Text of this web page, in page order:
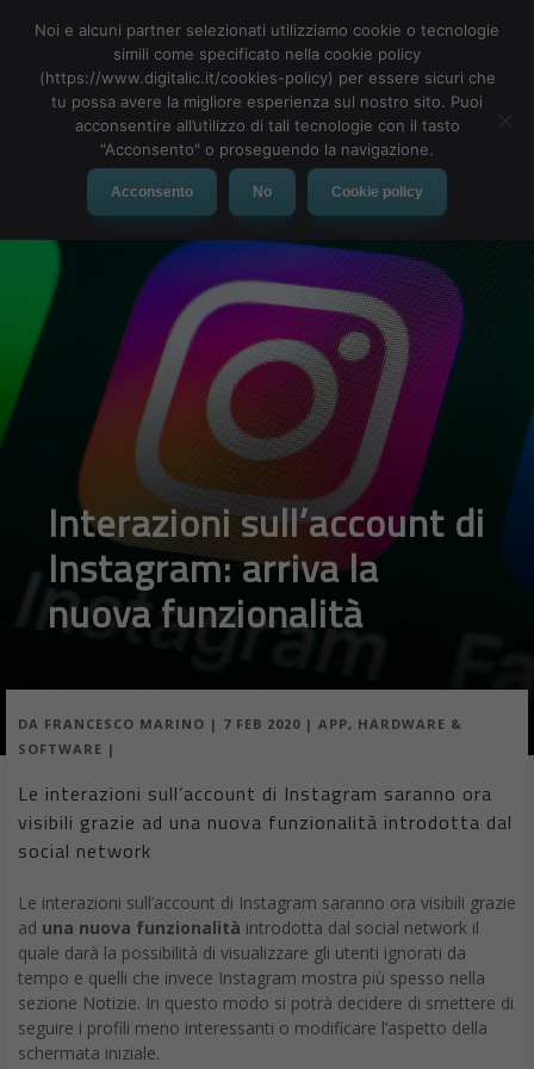
MENU
Interazioni sull’account di
Instagram: arriva la
nuova funzionalità
DA FRANCESCO MARINO | 7 FEB 2020 | APP, HARDWARE &
SOFTWARE |
Le interazioni sull’account di Instagram saranno ora
visibili grazie ad una nuova funzionalità introdotta dal
social network
Le interazioni sull’account di Instagram saranno ora visibili grazie
ad una nuova funzionalità introdotta dal social network il
quale darà la possibilità di visualizzare gli utenti ignorati da
tempo e quelli che invece Instagram mostra più spesso nella
sezione Notizie. In questo modo si potrà decidere di smettere di
seguire i profili meno interessanti o modificare l’aspetto della
schermata iniziale.
Noi e alcuni partner selezionati utilizziamo cookie o tecnologie
simili come specificato nella cookie policy
(https://www.digitalic.it/cookies-policy) per essere sicuri che
tu possa avere la migliore esperienza sul nostro sito. Puoi
acconsentire all’utilizzo di tali tecnologie con il tasto
"Acconsento" o proseguendo la navigazione.
Acconsento No Cookie policy